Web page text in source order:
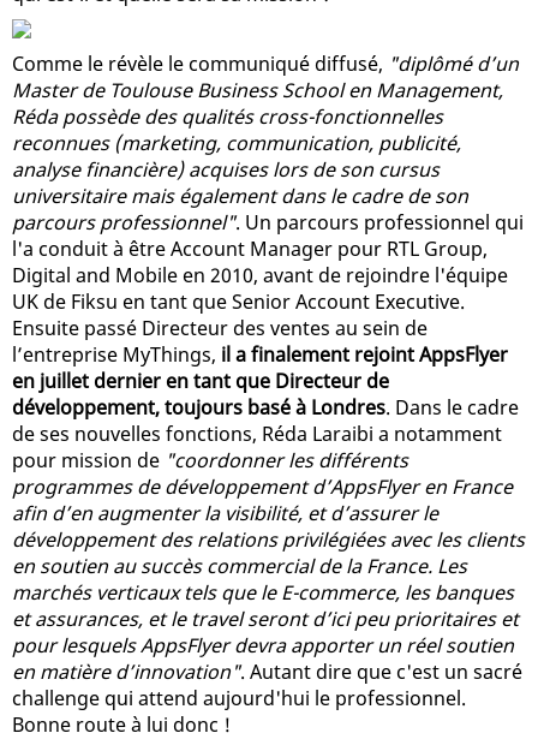
Comme le révèle le communiqué diffusé, "diplômé d’un
Master de Toulouse Business School en Management,
Réda possède des qualités cross-fonctionnelles
reconnues (marketing, communication, publicité,
analyse financière) acquises lors de son cursus
universitaire mais également dans le cadre de son
parcours professionnel". Un parcours professionnel qui
l'a conduit à être Account Manager pour RTL Group,
Digital and Mobile en 2010, avant de rejoindre l'équipe
UK de Fiksu en tant que Senior Account Executive.
Ensuite passé Directeur des ventes au sein de
l’entreprise MyThings, il a finalement rejoint AppsFlyer
en juillet dernier en tant que Directeur de
développement, toujours basé à Londres. Dans le cadre
de ses nouvelles fonctions, Réda Laraibi a notamment
pour mission de "coordonner les différents
programmes de développement d’AppsFlyer en France
afin d’en augmenter la visibilité, et d’assurer le
développement des relations privilégiées avec les clients
en soutien au succès commercial de la France. Les
marchés verticaux tels que le E-commerce, les banques
et assurances, et le travel seront d’ici peu prioritaires et
pour lesquels AppsFlyer devra apporter un réel soutien
en matière d’innovation". Autant dire que c'est un sacré
challenge qui attend aujourd'hui le professionnel.
Bonne route à lui donc !